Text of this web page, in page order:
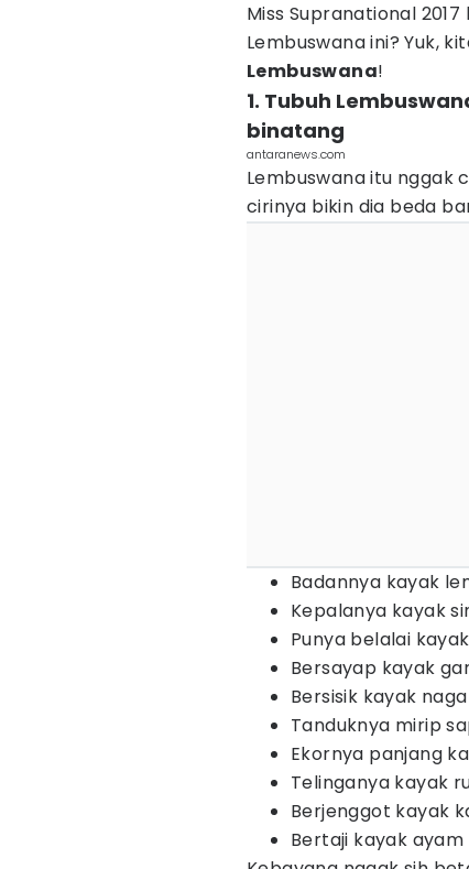
Miss Supranational
Lembuswana ini? Yuk,
Lembuswana!
1. Tubuh
binatang
antaranews.com
Lembuswana itu nggak
cirinya bikin dia beda
Badannya kayak
Kepalanya kayak
Punya belalai
Bersayap kayak
Bersisik kayak
Tanduknya mirip
Ekornya panjang
Telinganya kayak
Berjenggot kayak
Bertaji kayak ayam